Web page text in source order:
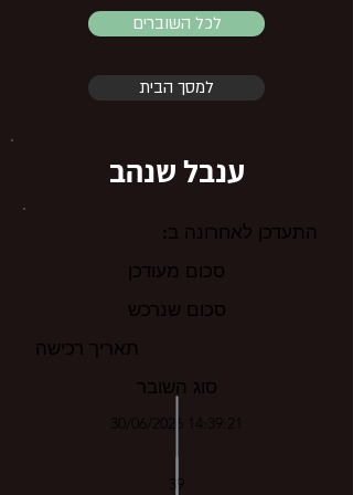
לכל השוברים
למסך הבית
ענבל שנהב
התעדכן לאחרונה ב:
סכום מעודכן
סכום שנרכש
תאריך רכישה
סוג השובר
30/06/2026 14:39:21
39